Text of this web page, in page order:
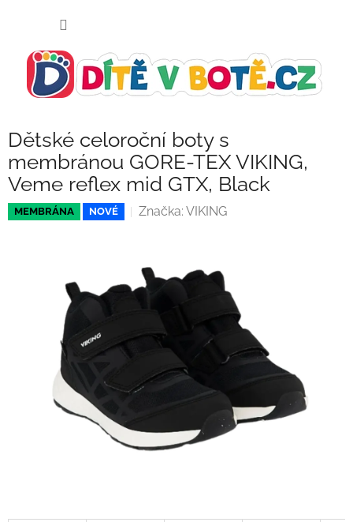
Dětské celoroční boty s
membránou GORE-TEX VIKING,
Veme reflex mid GTX, Black
MEMBRÁNA NOVÉ Značka: VIKING